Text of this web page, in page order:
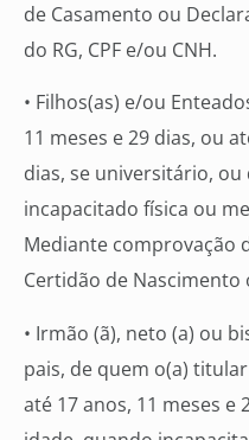
de Casamento ou
do RG, CPF e/ou CNH.
• Filhos(as) e/ou
11 meses e 29 dias, ou
dias, se universitário,
incapacitado física ou
Mediante comprovação
Certidão de Nascimento
• Irmão (ã), neto (a) ou
pais, de quem o(a)
até 17 anos, 11 meses e